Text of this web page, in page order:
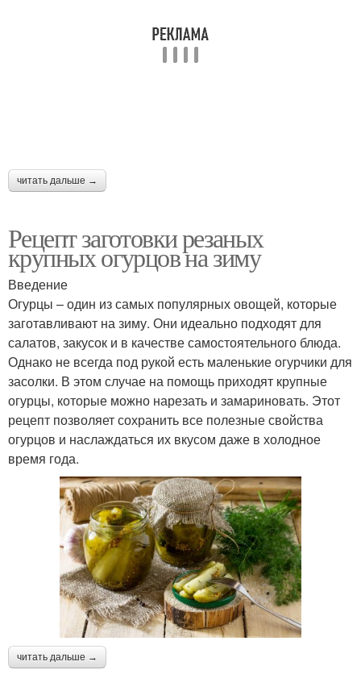
пастой
Перцы с чесноком
Перец в медовом
маринаде
Закусочный перец
читать дальше →
Рецепт заготовки резаных
крупных огурцов на зиму
Введение
Огурцы – один из самых популярных овощей, которые
заготавливают на зиму. Они идеально подходят для
салатов, закусок и в качестве самостоятельного блюда.
Однако не всегда под рукой есть маленькие огурчики для
засолки. В этом случае на помощь приходят крупные
огурцы, которые можно нарезать и замариновать. Этот
рецепт позволяет сохранить все полезные свойства
огурцов и наслаждаться их вкусом даже в холодное
время года.
читать дальше →